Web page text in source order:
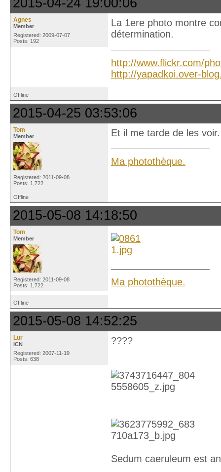
Agnes
Member
Registered: 2009-07-07
Posts: 192
La 1ere photo montre
détermination.
http://www.flickr.com/
http://yapadkoi.over-
Offline
2015-04-25 03:53:06
Tom
Member
Registered: 2011-09-08
Posts: 1,722
Et il me tarde de les
Ma photothèque.
Offline
2015-05-08 14:18:50
Tom
Member
Registered: 2011-09-08
Posts: 1,722
Ma photothèque.
Offline
2015-05-08 14:52:25
Lur
ICN
Registered: 2007-11-19
Posts: 638
????
Sedum caeruleum est